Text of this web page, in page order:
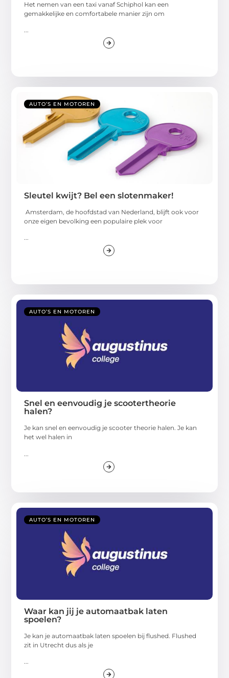
Het nemen van een taxi vanaf Schiphol kan een
gemakkelijke en comfortabele manier zijn om
AUTO’S EN MOTOREN
Sleutel kwijt? Bel een slotenmaker!
Amsterdam, de hoofdstad van Nederland, blijft ook voor
onze eigen bevolking een populaire plek voor
...
AUTO’S EN MOTOREN
Snel en eenvoudig je scootertheorie
halen?
Je kan snel en eenvoudig je scooter theorie halen. Je kan
het wel halen in
AUTO’S EN MOTOREN
Waar kan jij je automaatbak laten
spoelen?
Je kan je automaatbak laten spoelen bij flushed. Flushed
zit in Utrecht dus als je
...